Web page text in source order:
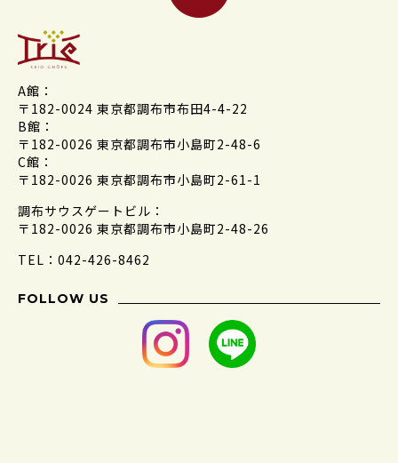
A館：
〒182-0024 東京都調布市布田4-4-22
B館：
〒182-0026 東京都調布市小島町2-48-6
C館：
〒182-0026 東京都調布市小島町2-61-1
調布サウスゲートビル：
〒182-0026 東京都調布市小島町2-48-26
TEL：042-426-8462
FOLLOW US